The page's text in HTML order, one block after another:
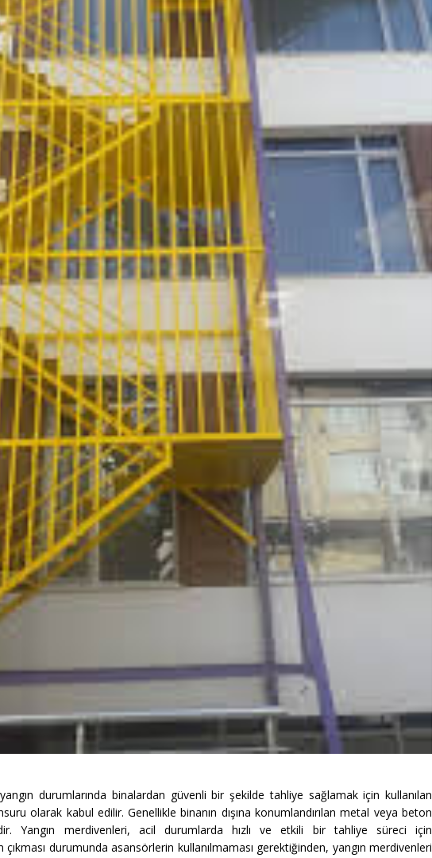
durumlarında binalardan güvenli bir şekilde tahliye sağlamak için kullanılan
olarak kabul edilir. Genellikle binanın dışına konumlandırılan metal veya beton
Yangın merdivenleri, acil durumlarda hızlı ve etkili bir tahliye süreci için
çıkması durumunda asansörlerin kullanılmaması gerektiğinden, yangın merdivenleri